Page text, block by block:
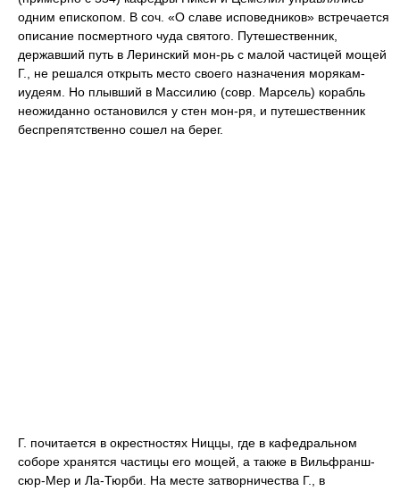
одним епископом. В соч. «О славе исповедников» встречается
описание посмертного чуда святого. Путешественник,
державший путь в Леринский мон-рь с малой частицей мощей
Г., не решался открыть место своего назначения морякам-
иудеям. Но плывший в Массилию (совр. Марсель) корабль
неожиданно остановился у стен мон-ря, и путешественник
беспрепятственно сошел на берег.
Г. почитается в окрестностях Ниццы, где в кафедральном
соборе хранятся частицы его мощей, а также в Вильфранш-
сюр-Мер и Ла-Тюрби. На месте затворничества Г., в